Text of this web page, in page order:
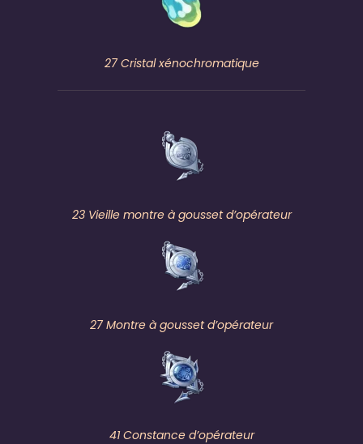
27 Cristal xénochromatique
23 Vieille montre à gousset d’opérateur
27 Montre à gousset d’opérateur
41 Constance d’opérateur